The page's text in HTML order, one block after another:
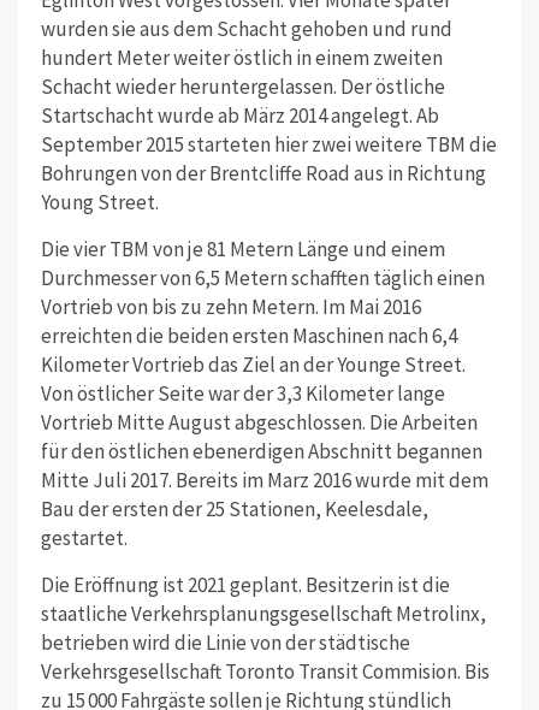
wurden sie aus dem Schacht gehoben und rund
hundert Meter weiter östlich in einem zweiten
Schacht wieder heruntergelassen. Der östliche
Startschacht wurde ab März 2014 angelegt. Ab
September 2015 starteten hier zwei weitere TBM die
Bohrungen von der Brentcliffe Road aus in Richtung
Young Street.
Die vier TBM von je 81 Metern Länge und einem
Durchmesser von 6,5 Metern schafften täglich einen
Vortrieb von bis zu zehn Metern. Im Mai 2016
erreichten die beiden ersten Maschinen nach 6,4
Kilometer Vortrieb das Ziel an der Younge Street.
Von östlicher Seite war der 3,3 Kilometer lange
Vortrieb Mitte August abgeschlossen. Die Arbeiten
für den östlichen ebenerdigen Abschnitt begannen
Mitte Juli 2017. Bereits im Marz 2016 wurde mit dem
Bau der ersten der 25 Stationen, Keelesdale,
gestartet.
Die Eröffnung ist 2021 geplant. Besitzerin ist die
staatliche Verkehrsplanungsgesellschaft Metrolinx,
betrieben wird die Linie von der städtische
Verkehrsgesellschaft Toronto Transit Commision. Bis
zu 15 000 Fahrgäste sollen je Richtung stündlich